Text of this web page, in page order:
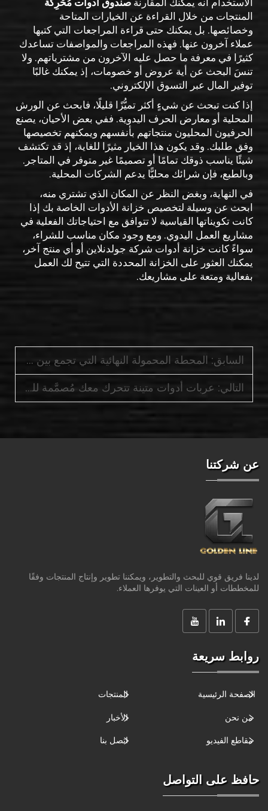
الاستخدام أنه يمكنك المقارنة صندوق أدوات مُحْرِكَة
المنتجات من خلال القراءة عن الخيارات المتاحة
وخصائصها. بل يمكنك حتى قراءة المراجعات التي كتبها
عملاء آخرون عنها. فهذه المراجعات والمواصفات تساعدك
كثيرًا في معرفة ما حصل عليه الآخرون من مشترياتهم. ولا
تنسَ البحث عن أية عروض أو خصومات، إذ يمكنك غالبًا
توفير المال عبر التسوق الإلكتروني.
إذا كنت تبحث عن شيءٍ أكثر تميُّزًا قليلًا، فابحث عن الورش
المحلية أو معارض الحرف اليدوية. ففي بعض الأحيان، يصنع
الحرفيون المحليون منتجاتهم بأنفسهم ويمكنهم تخصيصها
وفق طلبك. وقد يكون هذا الخيار مثيرًا للغاية، إذ قد تكتشف
شيئًا يناسب ذوقك تمامًا أو تصميمًا غير متوفر في المتاجر.
وبالطبع، فإن شرائك محليًّا يدعم الشركات المحلية.
في النهاية، وبغض النظر عن المكان الذي تشتري منه،
ابحث عن وسيلة لتخصيص خزانة الأدوات الخاصة بك إذا
كانت تكويناتها القياسية لا تتوافق مع احتياجاتك الفعلية في
مشاريع العمل اليدوي. ومع وجود مكان مناسب للشراء،
سواءً كانت خزانة أدوات شركة جولدنلاين أو أي منتج آخر،
يمكنك العثور على الخزانة المحددة التي تتيح لك العمل
بفعالية ومتعة على مشاريعك.
السابق: المحطة المحمولة النهائية التي تجمع بين منضدة العمل وتخزين الأدوات في وحدة واحدة
التالي: عربات أدوات متينة تتحرك معك مُصمَّمة للمحترفين وهواة الأعمال اليدوية الجادين
عن شركتنا
لدينا فريق قوي للبحث والتطوير، ويمكننا تطوير وإنتاج المنتجات وفقًا
للمخططات أو العينات التي يوفرها العملاء.
روابط سريعة
الصفحة الرئيسية المنتجات
من نحن الأخبار
مقاطع الفيديو اتصل بنا
حافظ على التواصل